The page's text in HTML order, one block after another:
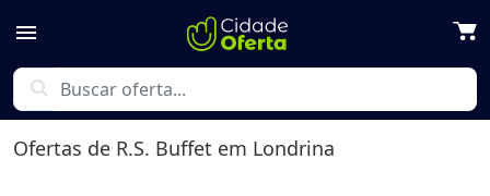
menu
search
Ofertas de R.S. Buffet em Londrina